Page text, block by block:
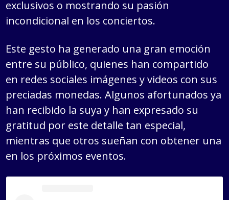
exclusivos o mostrando su pasión
incondicional en los conciertos.
Este gesto ha generado una gran emoción
entre su público, quienes han compartido
en redes sociales imágenes y videos con sus
preciadas monedas. Algunos afortunados ya
han recibido la suya y han expresado su
gratitud por este detalle tan especial,
mientras que otros sueñan con obtener una
en los próximos eventos.